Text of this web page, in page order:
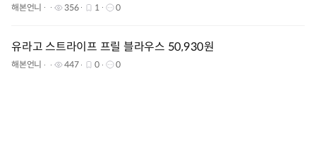
해본언니 356 1 0
유라고 스트라이프 프릴 블라우스 50,930원
해본언니 447 0 0